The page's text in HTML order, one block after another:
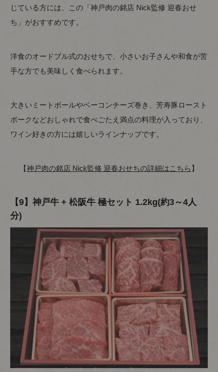
じている方には、この「神戸肉の銘店 Nick監修 迎春おせ
ち」がおすすめです。
洋食のオードブル式のおせちで、小さいお子さんや和食が苦
手な方でも美味しく食べられます。
大きいミートボールやベーコンチーズ巻き、芳寿豚ロースト
ポークなどおしゃれで食べごたえ満点の料理が入っており、
ワイン好きの方には嬉しいラインナップです。
【神戸肉の銘店 Nick監修 迎春おせちの詳細はこちら 】
【9】神戸牛 + 松阪牛 極セット 1.2kg(約3～4人
分)